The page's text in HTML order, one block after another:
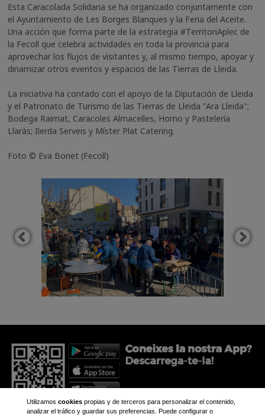
Esta Caracolada Solidaria se ha organizado conjuntamente con
el Ayuntamiento de Les Borges Blanques y la Feria del Aceite.
Una acción que forma parte de la estrategia #TerritoriAplec de
la Fecoll que celebra actividades en toda la provincia para
aprovechar los flujos de visitantes y, al mismo tiempo, apoyar y
dinamizar otros eventos y espacios de las Tierras de Lleida.
La iniciativa ha contado con el apoyo de la Diputación de Lleida
y el Patronato de Turismo de las Tierras de Lleida "Ara Lleida";
Bodega Raimat, Caracoles Almacelles, Horno y Pastelería
Llaràs; Ilerda Serveis y Míster Plat Catering.
Foto © Eva Bonet (Fecoll)
Utilizamos cookiespropias y de terceros para personalizar el contenido,
analizar el tráfico y guardar sus preferencias. Puede configurar o